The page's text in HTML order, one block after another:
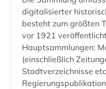
digitalisierter
besteht zum größten
vor 1921
Hauptsammlungen:
(einschließlich
Stadtverzeichnisse